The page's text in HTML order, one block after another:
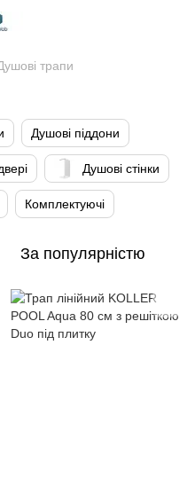
трапи
Душові піддони
Душові стінки
Комплектуючі
За популярністю